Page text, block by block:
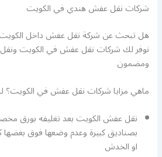
شركات نقل عفش هندي في الكويت
هل تبحث عن شركة نقل عفش داخل
نوفر لك شركات نقل عفش في الكويت
ومضمون
ماهي مزايا شركات نقل عفش في الكويت؟
نقل عفش الكويت بعد تغليفه بورق
بصناديق كبيرة وعدم وضعها فوق
او الخدش